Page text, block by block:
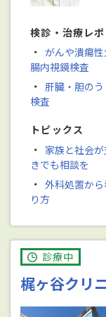
検診・治療レ
・ がんや潰瘍
腸内視鏡検査
・ 肝臓・胆の
検査
トピックス
・ 家族と社会
きでも相談を
・ 外科処置か
り方
診療中
梶ヶ谷クリ